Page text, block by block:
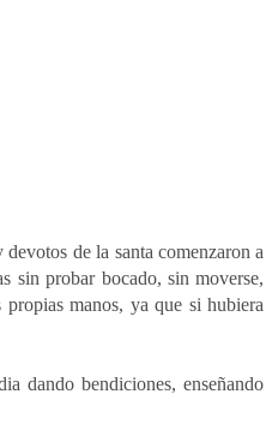
de la santa comenzaron a
sin probar bocado, sin moverse,
manos, ya que si hubiera
dando bendiciones, enseñando